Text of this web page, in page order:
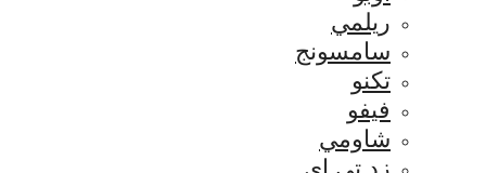
ريلمي
سامسونج
تكنو
فيفو
شاومي